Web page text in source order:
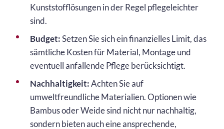
Kunststofflösungen in der Regel pflegeleichter
sind.
Budget:Setzen Sie sich ein finanzielles Limit, das
sämtliche Kosten für Material, Montage und
eventuell anfallende Pflege berücksichtigt.
Nachhaltigkeit:Achten Sie auf
umweltfreundliche Materialien. Optionen wie
Bambus oder Weide sind nicht nur nachhaltig,
sondern bieten auch eine ansprechende,